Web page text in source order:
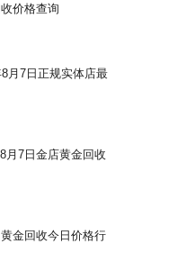
价格查询
月7日正规实体店最
月7日金店黄金回收
金回收今日价格行